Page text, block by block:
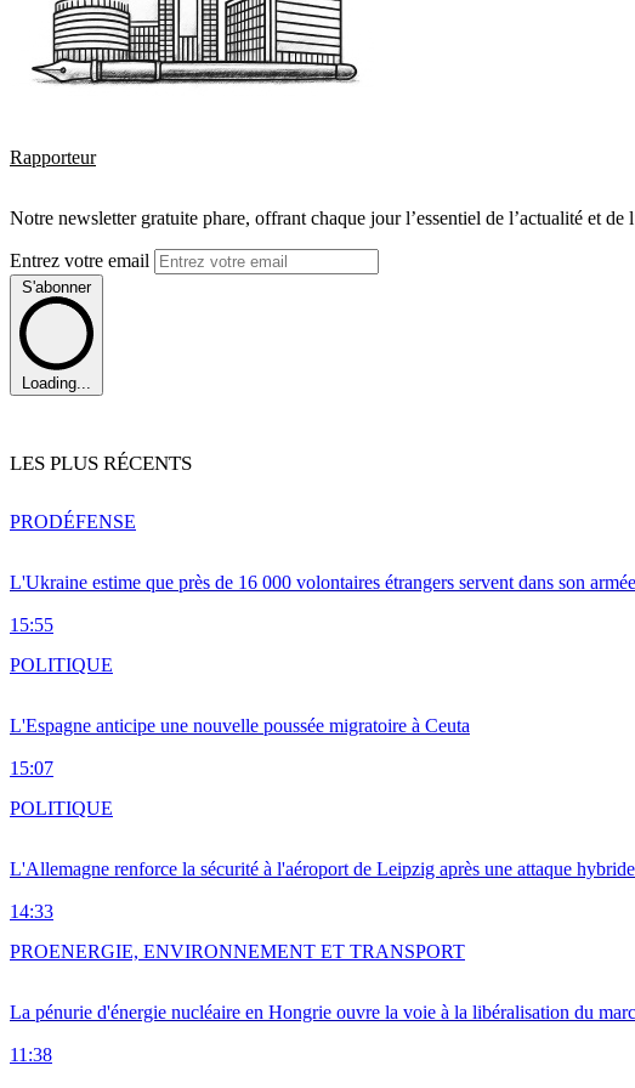
Rapporteur
Notre newsletter gratuite phare, offrant chaque jour l’essentiel de l’actualité et
Entrez votre email
S'abonner
Loading...
LES PLUS RÉCENTS
L'Ukraine estime que près de 16 000 volontaires étrangers servent dans son armée
15:55
PRODÉFENSE
L'Espagne anticipe une nouvelle poussée migratoire à Ceuta
15:07
POLITIQUE
L'Allemagne renforce la sécurité à l'aéroport de Leipzig après une attaque
14:33
POLITIQUE
La pénurie d'énergie nucléaire en Hongrie ouvre la voie à la libéralisation du
11:38
PROENERGIE, ENVIRONNEMENT ET TRANSPORT